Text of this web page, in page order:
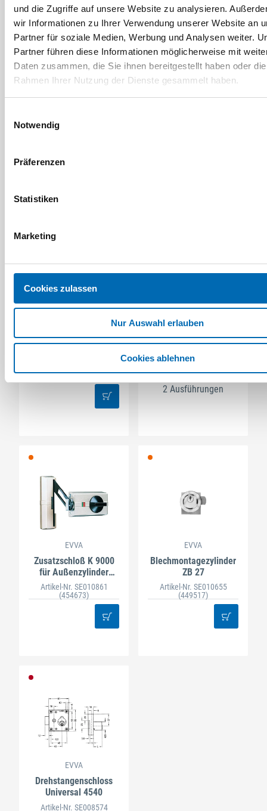
und die Zugriffe auf unsere Website zu analysieren.
wir Informationen zu Ihrer Verwendung unserer Website an
Partner für soziale Medien, Werbung und Analysen weiter.
Partner führen diese Informationen möglicherweise mit
Daten zusammen, die Sie ihnen bereitgestellt haben oder
Rahmen Ihrer Nutzung der Dienste gesammelt haben.
Notwendig
Präferenzen
Statistiken
Marketing
Cookies zulassen
Nur Auswahl erlauben
Cookies ablehnen
Schlüsselrohlinge
2 Ausführungen
Profilknaufzylinder ICS
(444876)
EVVA
Vorhangschloss
2 Ausführungen
EVVA
Zusatzschloß K 9000
für Außenzylinder
gerichtet
Artikel-Nr. SE010861
(454673)
EVVA
Blechmontagezylinder
ZB 27
Artikel-Nr. SE010655
(449517)
EVVA
Drehstangenschloss
Universal 4540
Artikel-Nr. SE008574